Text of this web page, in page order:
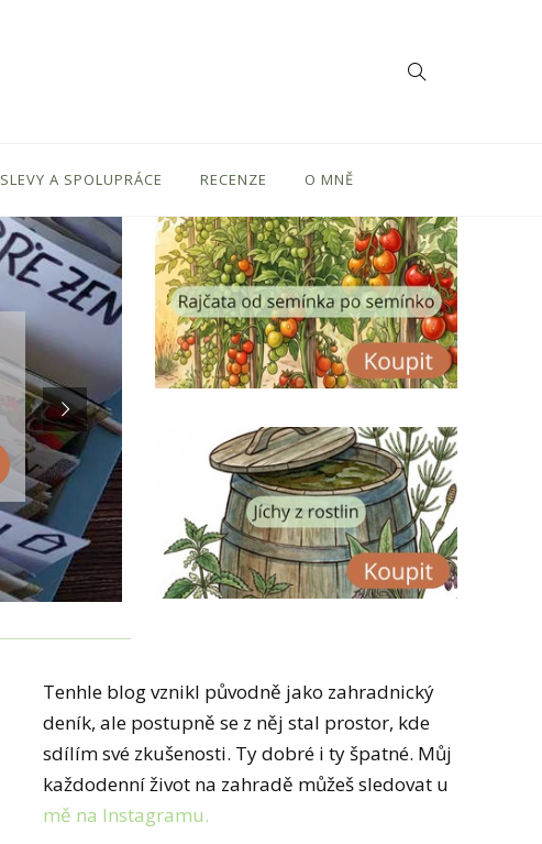
SLEVY A SPOLUPRÁCE RECENZE O MNĚ
Tenhle blog vznikl původně jako zahradnický
deník, ale postupně se z něj stal prostor, kde
sdílím své zkušenosti. Ty dobré i ty špatné. Můj
každodenní život na zahradě můžeš sledovat u
mě na Instagramu.